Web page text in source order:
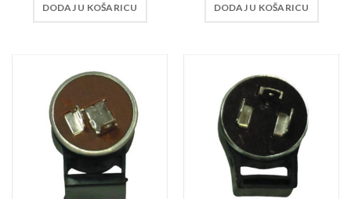
DODAJ U KOŠARICU DODAJ U KOŠARICU